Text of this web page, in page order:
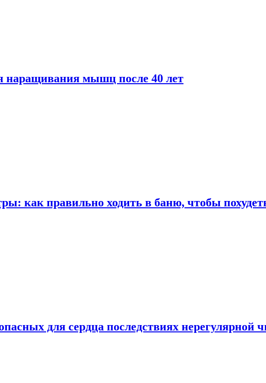
мышц после 40 лет
как правильно ходить в баню, чтобы
для сердца последствиях нерегулярной